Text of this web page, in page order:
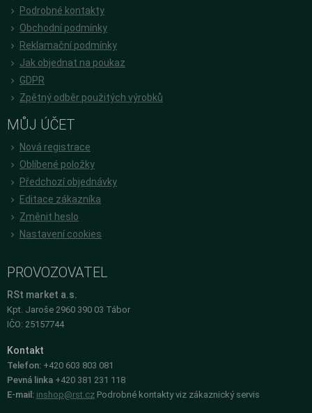
Podrobné kontakty
Obchodní podmínky
Reklamační podmínky
Jak objednat na poukaz
GDPR
Zpětný odběr použitých výrobků
MŮJ ÚČET
Nová registrace
Oblíbené položky
Předchozí objednávky
Editace zákazníka
Změnit heslo
Nastavení cookies
PROVOZOVATEL
RSt market a.s.
Kpt. Jaroše 2960 390 03 Tábor
IČO: 25157744
Kontakt
Telefon: +420 603 803 081
Pevná linka +420 381 231 118
E-mail: inshop@rst.cz Podrobné kontakty viz zákaznický servis